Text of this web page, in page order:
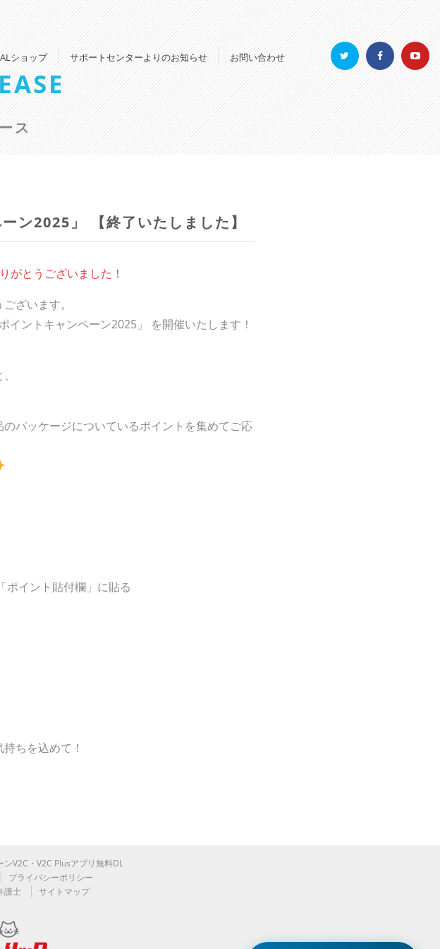
ショップ サポートセンターよりのお知らせ お問い合わせ
ス
ン2025」 【終了いたしました】
がとうございました！
ざいます。
ントキャンペーン2025」 を開催いたします！
パッケージについているポイントを集めてご応
イント貼付欄」に貼る
ちを込めて！
ンV2C・V2C Plusアプリ無料DL
プライバシーポリシー
護士 サイトマップ